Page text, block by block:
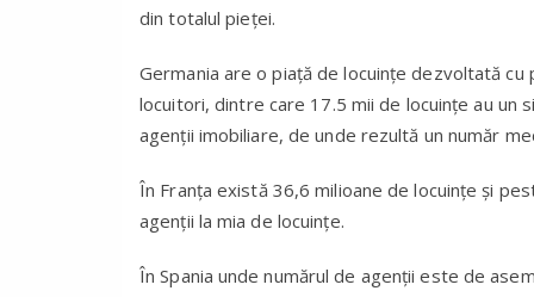
din totalul pieţei.
Germania are o piață de locuințe dezvoltată
locuitori, dintre care 17.5 mii de locuințe au un
agenții imobiliare, de unde rezultă un număr
În Franța există 36,6 milioane de locuințe și
agenții la mia de locuințe.
În Spania unde numărul de agenții este de